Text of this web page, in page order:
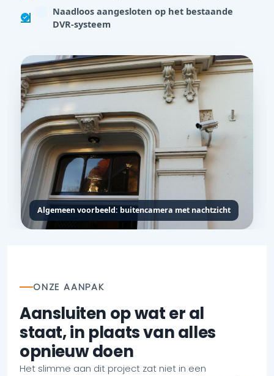
Naadloos aangesloten op het bestaande
DVR-systeem
Algemeen voorbeeld: buitencamera met nachtzicht
ONZE AANPAK
Aansluiten op wat er al
staat, in plaats van alles
opnieuw doen
Het slimme aan dit project zat niet in een